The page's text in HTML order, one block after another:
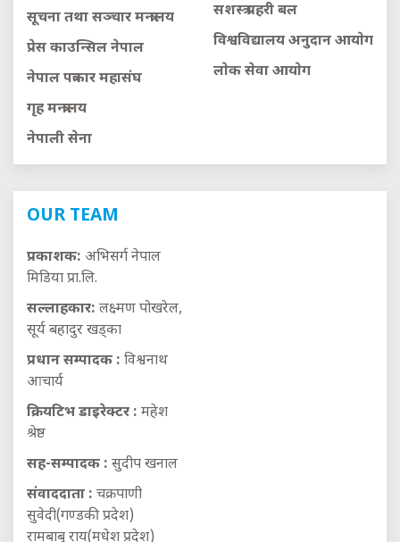
सूचना तथा सञ्चार मन्त्रालय
प्रेस काउन्सिल नेपाल
नेपाल पत्रकार महासंघ
गृह मन्त्रालय
नेपाली सेना
सशस्त्र प्रहरी बल
विश्वविद्यालय अनुदान आयाेग
लाेक सेवा आयाेग
OUR TEAM
प्रकाशक: अभिसर्ग नेपाल
मिडिया प्रा.लि.
सल्लाहकार: लक्ष्मण पोखरेल,
सूर्य बहादुर खड्का
प्रधान सम्पादक : विश्वनाथ
आचार्य
क्रियटिभ डाइरेक्टर : महेश
श्रेष्ठ
सह-सम्पादक : सुदीप खनाल
संवाददाता : चक्रपाणी
सुवेदी(गण्डकी प्रदेश)
रामबाबु राय(मधेश प्रदेश)